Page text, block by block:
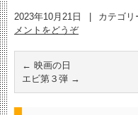
2023年10月21日 カテゴリ
メントをどうぞ
← 映画の日
エビ第３弾 →